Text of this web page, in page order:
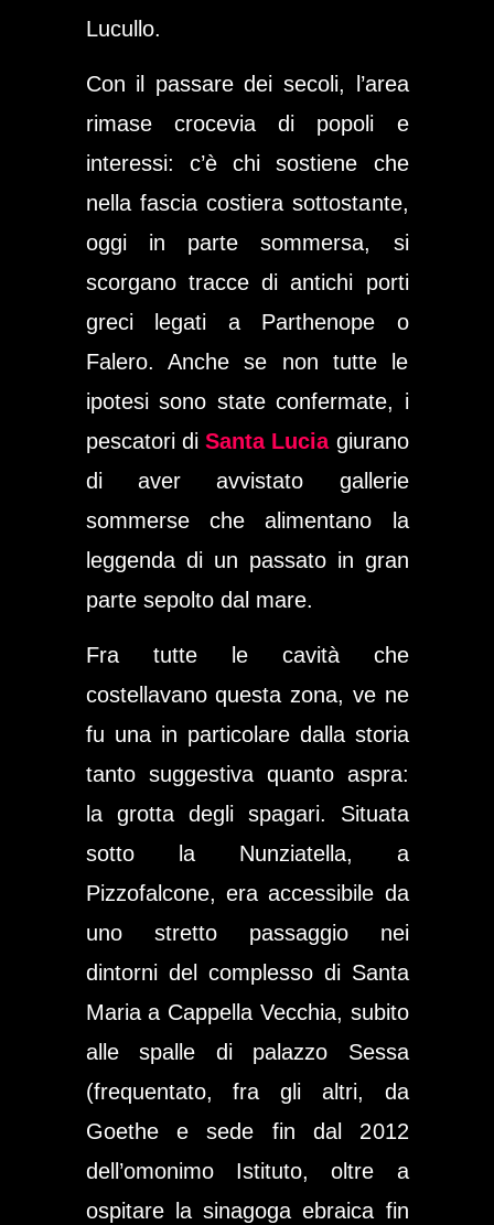
Lucullo.
Con il passare dei secoli, l’area
rimase crocevia di popoli e
interessi: c’è chi sostiene che
nella fascia costiera sottostante,
oggi in parte sommersa, si
scorgano tracce di antichi porti
greci legati a Parthenope o
Falero. Anche se non tutte le
ipotesi sono state confermate, i
pescatori di Santa Luciagiurano
di aver avvistato gallerie
sommerse che alimentano la
leggenda di un passato in gran
parte sepolto dal mare.
Fra tutte le cavità che
costellavano questa zona, ve ne
fu una in particolare dalla storia
tanto suggestiva quanto aspra:
la grotta degli spagari. Situata
sotto la Nunziatella, a
Pizzofalcone, era accessibile da
uno stretto passaggio nei
dintorni del complesso di Santa
Maria a Cappella Vecchia, subito
alle spalle di palazzo Sessa
(frequentato, fra gli altri, da
Goethe e sede fin dal 2012
dell’omonimo Istituto, oltre a
ospitare la sinagoga ebraica fin